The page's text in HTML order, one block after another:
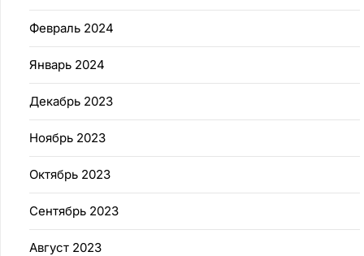
Февраль 2024
Январь 2024
Декабрь 2023
Ноябрь 2023
Октябрь 2023
Сентябрь 2023
Август 2023